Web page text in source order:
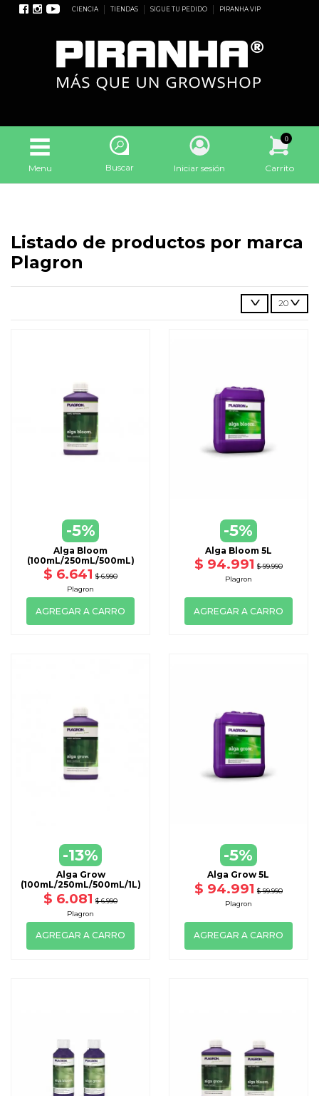
CIENCIA TIENDAS SIGUE TU PEDIDO PIRANHA VIP
Menu Buscar Iniciar sesión
0
Carrito
Listado de productos por marca
Plagron
20
-5%
Alga Bloom
(100mL/250mL/500mL)
$ 6.641 $ 6.990
Plagron
AGREGAR A CARRO
-5%
Alga Bloom 5L
$ 94.991 $ 99.990
Plagron
AGREGAR A CARRO
-13%
Alga Grow
(100mL/250mL/500mL/1L)
$ 6.081 $ 6.990
Plagron
AGREGAR A CARRO
-5%
Alga Grow 5L
$ 94.991 $ 99.990
Plagron
AGREGAR A CARRO